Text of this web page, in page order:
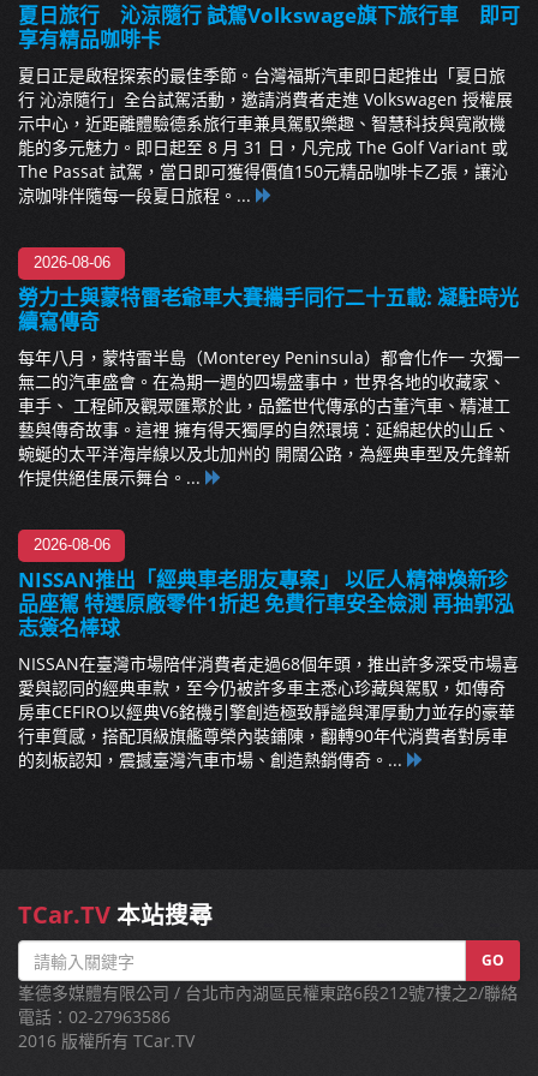
夏日旅行 沁涼隨行 試駕Volkswage旗下旅行車 即可
享有精品咖啡卡
夏日正是啟程探索的最佳季節。台灣福斯汽車即日起推出「夏日旅
行 沁涼隨行」全台試駕活動，邀請消費者走進 Volkswagen 授權展
示中心，近距離體驗德系旅行車兼具駕馭樂趣、智慧科技與寬敞機
能的多元魅力。即日起至 8 月 31 日，凡完成 The Golf Variant 或
The Passat 試駕，當日即可獲得價值150元精品咖啡卡乙張，讓沁
涼咖啡伴隨每一段夏日旅程。...
2026-08-06
勞力士與蒙特雷老爺車大賽攜手同行二十五載: 凝駐時光
續寫傳奇
每年八月，蒙特雷半島（Monterey Peninsula）都會化作一 次獨一
無二的汽車盛會。在為期一週的四場盛事中，世界各地的收藏家、
車手、 工程師及觀眾匯聚於此，品鑑世代傳承的古董汽車、精湛工
藝與傳奇故事。這裡 擁有得天獨厚的自然環境：延綿起伏的山丘、
蜿蜒的太平洋海岸線以及北加州的 開闊公路，為經典車型及先鋒新
作提供絕佳展示舞台。...
2026-08-06
NISSAN推出「經典車老朋友專案」 以匠人精神煥新珍
品座駕 特選原廠零件1折起 免費行車安全檢測 再抽郭泓
志簽名棒球
NISSAN在臺灣市場陪伴消費者走過68個年頭，推出許多深受市場喜
愛與認同的經典車款，至今仍被許多車主悉心珍藏與駕馭，如傳奇
房車CEFIRO以經典V6銘機引擎創造極致靜謐與渾厚動力並存的豪華
行車質感，搭配頂級旗艦尊榮內裝鋪陳，翻轉90年代消費者對房車
的刻板認知，震撼臺灣汽車市場、創造熱銷傳奇。...
TCar.TV本站搜尋
GO
峯德多媒體有限公司 / 台北市內湖區民權東路6段212號7樓之2/聯絡
電話：02-27963586
2016 版權所有 TCar.TV